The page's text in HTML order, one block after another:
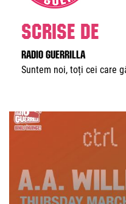
Scrise de
Radio Guerrilla
Suntem noi, toți cei care